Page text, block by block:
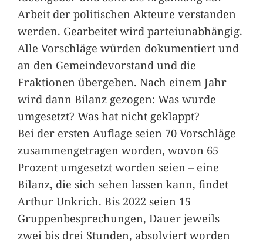
Arbeit der politischen Akteure verstanden
werden. Gearbeitet wird parteiunabhängig.
Alle Vorschläge würden dokumentiert und
an den Gemeindevorstand und die
Fraktionen übergeben. Nach einem Jahr
wird dann Bilanz gezogen: Was wurde
umgesetzt? Was hat nicht geklappt?
Bei der ersten Auflage seien 70 Vorschläge
zusammengetragen worden, wovon 65
Prozent umgesetzt worden seien – eine
Bilanz, die sich sehen lassen kann, findet
Arthur Unkrich. Bis 2022 seien 15
Gruppenbesprechungen, Dauer jeweils
zwei bis drei Stunden, absolviert worden